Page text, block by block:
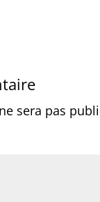
sera pas